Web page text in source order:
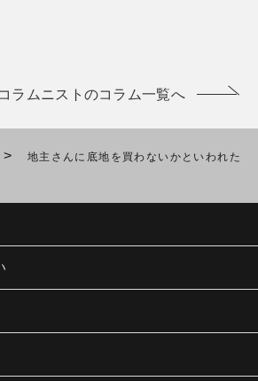
ラムニストのコラム一覧へ
>
地主さんに底地を買わないかといわれた